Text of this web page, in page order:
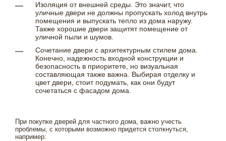
Изоляция от внешней среды. Это значит, что
уличные двери не должны пропускать холод внутрь
помещения и выпускать тепло из дома наружу.
Также хорошие двери защитят помещение от
уличной пыли и шумов.
Сочетание двери с архитектурным стилем дома.
Конечно, надежность входной конструкции и
безопасность в приоритете, но визуальная
составляющая также важна. Выбирая отделку и
цвет двери, стоит подумать, как они будут
сочетаться с фасадом дома.
При покупке дверей для частного дома, важно учесть
проблемы, с которыми возможно придется столкнуться,
например: